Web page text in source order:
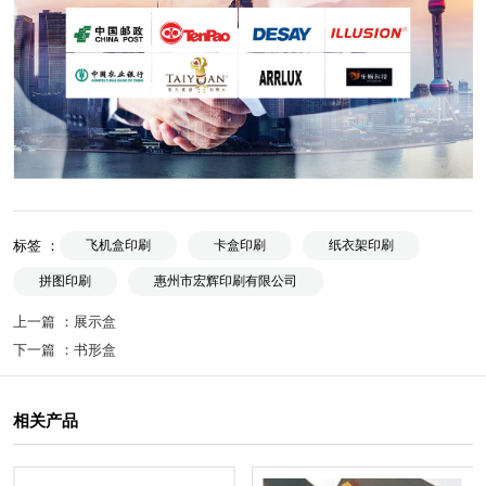
标签 ： 飞机盒印刷 卡盒印刷 纸衣架印刷
拼图印刷 惠州市宏辉印刷有限公司
上一篇 ： 展示盒
下一篇 ： 书形盒
相关产品